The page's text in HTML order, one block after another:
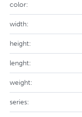
color:
width:
height:
lenght:
weight:
series: